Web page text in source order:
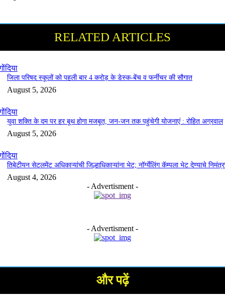
RELATED ARTICLES
जिला परिषद स्कूलों को पहली बार 4 करोड़ के डेस्क-बेंच व फर्नीचर की सौगात
August 5, 2026
युवा शक्ति के दम पर हर बूथ होगा मजबूत, जन-जन तक पहुंचेगी योजनाएं : रोहित अग्रवाल
August 5, 2026
तिबेटीयन सेटलमेंट अधिकाऱ्यांची जिल्हाधिकाऱ्यांना भेट; नॉर्ग्येलिंग कॅम्पला भेट देण्याचे
August 4, 2026
- Advertisment -
- Advertisment -
और पढ़ें